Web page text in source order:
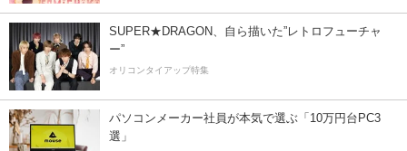
SUPER★DRAGON、自ら描いた”レトロフューチャ
ー”
オリコンタイアップ特集
パソコンメーカー社員が本気で選ぶ「10万円台PC3
選」